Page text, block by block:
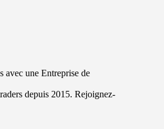
avec une Entreprise de
depuis 2015. Rejoignez-